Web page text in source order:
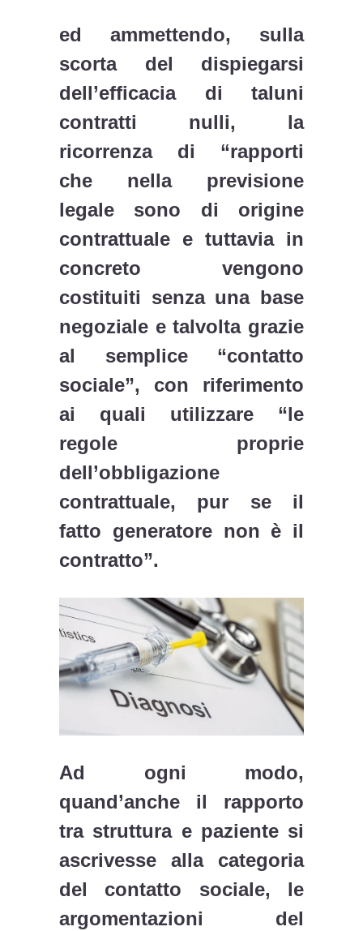
ed ammettendo, sulla
scorta del dispiegarsi
dell’efficacia di taluni
contratti nulli, la
ricorrenza di “rapporti
che nella previsione
legale sono di origine
contrattuale e tuttavia in
concreto vengono
costituiti senza una base
negoziale e talvolta grazie
al semplice “contatto
sociale”, con riferimento
ai quali utilizzare “le
regole proprie
dell’obbligazione
contrattuale, pur se il
fatto generatore non è il
contratto”.
Ad ogni modo,
quand’anche il rapporto
tra struttura e paziente si
ascrivesse alla categoria
del contatto sociale, le
argomentazioni del